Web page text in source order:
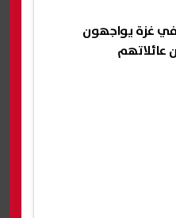
طفل في غزة يواجهون
عائلاتهم